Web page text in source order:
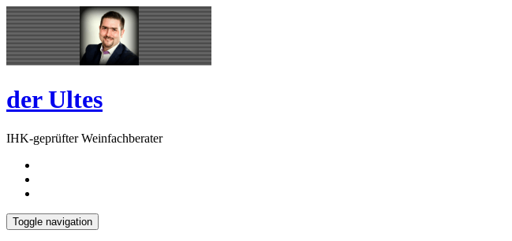
Skip
to
content
Open
Sidebar
der Ultes
IHK-geprüfter Weinfachberater
Toggle navigation